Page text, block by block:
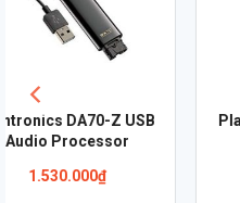
TAI NGHE PLANTRONICS
SAVI W710/A
10.840.000